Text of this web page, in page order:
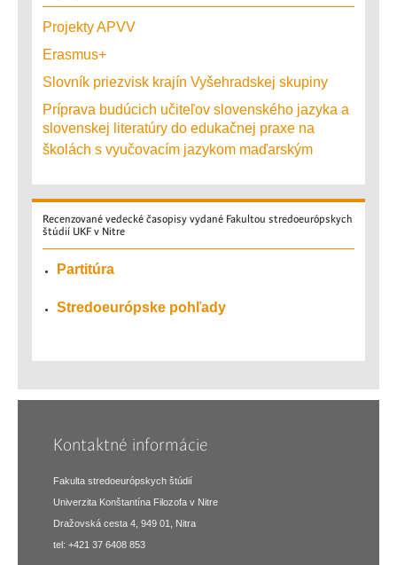
Projekty APVV
Erasmus+
Slovník priezvisk krajín Vyšehradskej skupiny
Príprava budúcich učiteľov slovenského jazyka a
slovenskej literatúry do edukačnej praxe na
školách s vyučovacím jazykom maďarským
Recenzované vedecké časopisy vydané Fakultou stredoeurópskych
štúdií UKF v Nitre
Partitúra
Stredoeurópske pohľady
Kontaktné informácie
Fakulta stredoeurópskych štúdií
Univerzita Konštantína Filozofa v Nitre
Dražovská cesta 4, 949 01, Nitra
tel: +421 37 6408 853